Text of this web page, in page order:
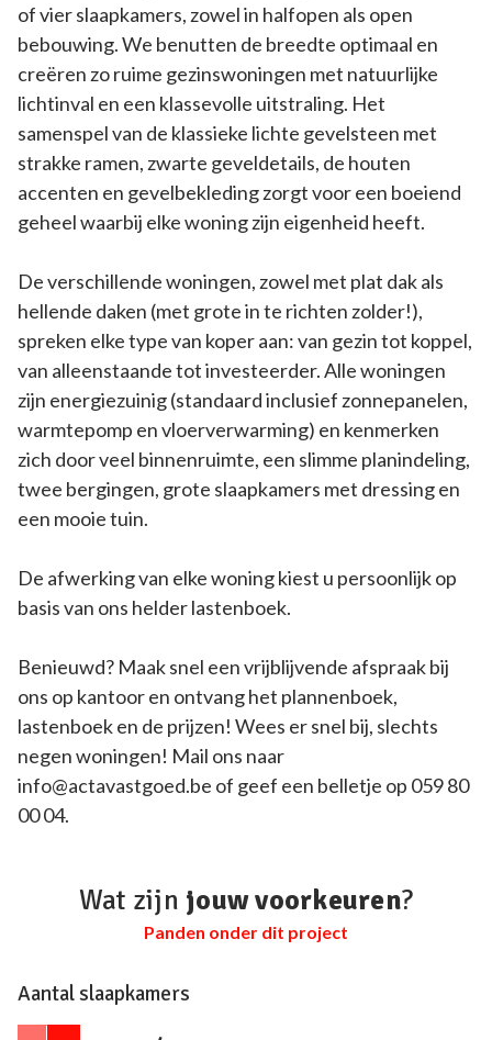
of vier slaapkamers, zowel in halfopen als open
bebouwing. We benutten de breedte optimaal en
creëren zo ruime gezinswoningen met natuurlijke
lichtinval en een klassevolle uitstraling. Het
samenspel van de klassieke lichte gevelsteen met
strakke ramen, zwarte geveldetails, de houten
accenten en gevelbekleding zorgt voor een boeiend
geheel waarbij elke woning zijn eigenheid heeft.
De verschillende woningen, zowel met plat dak als
hellende daken (met grote in te richten zolder!),
spreken elke type van koper aan: van gezin tot koppel,
van alleenstaande tot investeerder. Alle woningen
zijn energiezuinig (standaard inclusief zonnepanelen,
warmtepomp en vloerverwarming) en kenmerken
zich door veel binnenruimte, een slimme planindeling,
twee bergingen, grote slaapkamers met dressing en
een mooie tuin.
De afwerking van elke woning kiest u persoonlijk op
basis van ons helder lastenboek.
Benieuwd? Maak snel een vrijblijvende afspraak bij
ons op kantoor en ontvang het plannenboek,
lastenboek en de prijzen! Wees er snel bij, slechts
negen woningen! Mail ons naar
info@actavastgoed.be of geef een belletje op 059 80
00 04.
Wat zijn jouw voorkeuren?
Panden onder dit project
Aantal slaapkamers